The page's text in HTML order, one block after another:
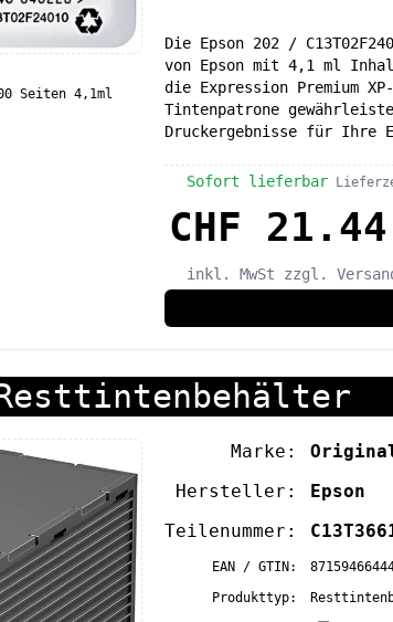
Seiten 4,1ml
Die Epson 202 /
von Epson mit 4,1 ml
die Expression Premium
Tintenpatrone
Druckergebnisse für Ihre
Sofort lieferbar
CHF 21.44
inkl. MwSt zzgl.
Resttintenbehälter
Marke:
Hersteller:
Epson
Teilenummer:
EAN / GTIN:
Produkttyp: